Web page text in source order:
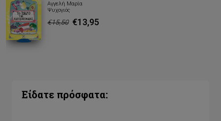
Αγγελή Μαρία
Ψυχογιός
€15,50 €13,95
Είδατε πρόσφατα: